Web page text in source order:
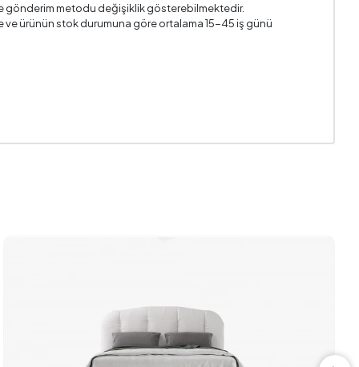
gönderim metodu değişiklik gösterebilmektedir.
ürünün stok durumuna göre ortalama 15-45 iş günü